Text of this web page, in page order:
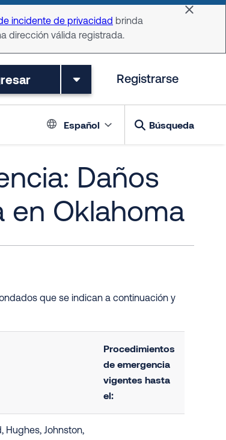
incidente de privacidad brinda
dirección válida registrada.
Dismiss
Registrarse
Language
Español Búsqueda
Daños
en Oklahoma
que se indican a continuación y
Procedimientos
de emergencia
vigentes hasta
el:
Hughes, Johnston,